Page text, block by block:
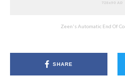
Zeen's Automatic End Of
SHARE